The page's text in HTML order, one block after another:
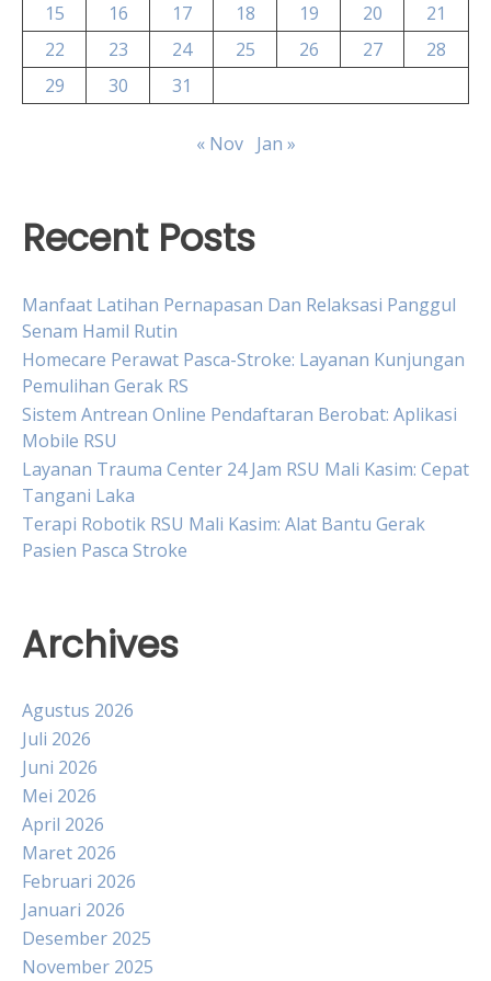
15
16 17 18 19 20
21
22
23 24 25 26 27
28
29
30 31
« Nov Jan »
Recent Posts
Manfaat Latihan Pernapasan Dan Relaksasi Panggul
Senam Hamil Rutin
Homecare Perawat Pasca-Stroke: Layanan Kunjungan
Pemulihan Gerak RS
Sistem Antrean Online Pendaftaran Berobat: Aplikasi
Mobile RSU
Layanan Trauma Center 24 Jam RSU Mali Kasim: Cepat
Tangani Laka
Terapi Robotik RSU Mali Kasim: Alat Bantu Gerak
Pasien Pasca Stroke
Archives
Agustus 2026
Juli 2026
Juni 2026
Mei 2026
April 2026
Maret 2026
Februari 2026
Januari 2026
Desember 2025
November 2025